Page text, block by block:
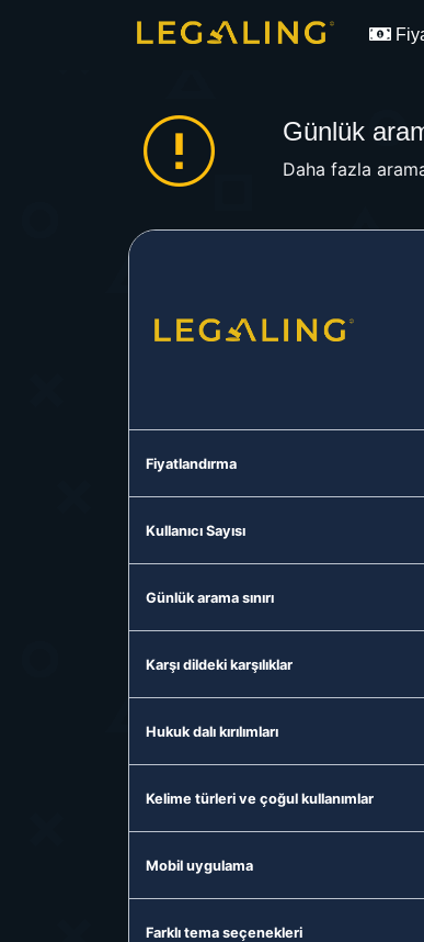
Günlük
Daha fazla
Fiyatlandırma
Kullanıcı Sayısı
Günlük arama sınırı
Karşı dildeki karşılıklar
Hukuk dalı kırılımları
Kelime türleri ve çoğul kullanımlar
Mobil uygulama
Farklı tema seçenekleri